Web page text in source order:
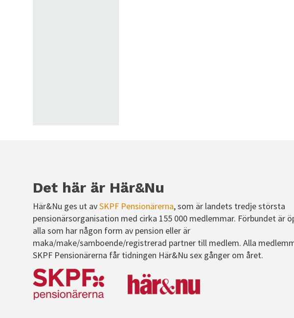
Det här är Här&Nu
Här&Nu ges ut avSKPF Pensionärerna, som är landets tredje största
pensionärsorganisation med cirka 155 000 medlemmar. Förbundet är
alla som har någon form av pension eller är
maka/make/samboende/registrerad partner till medlem. Alla
SKPF Pensionärerna får tidningen Här&Nu sex gånger om året.